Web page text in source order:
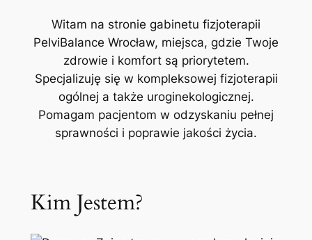
Witam na stronie gabinetu fizjoterapii
PelviBalance Wrocław, miejsca, gdzie Twoje
zdrowie i komfort są priorytetem.
Specjalizuję się w kompleksowej fizjoterapii
ogólnej a także uroginekologicznej.
Pomagam pacjentom w odzyskaniu pełnej
sprawności i poprawie jakości życia.
Kim Jestem?